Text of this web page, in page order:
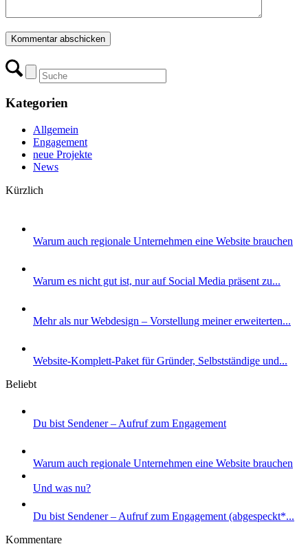
Kategorien
Allgemein
Engagement
neue Projekte
News
Kürzlich
Warum auch regionale Unternehmen eine Website brauchen
Warum es nicht gut ist, nur auf Social Media präsent zu...
Mehr als nur Webdesign – Vorstellung meiner erweiterten...
Website-Komplett-Paket für Gründer, Selbstständige und...
Beliebt
Du bist Sendener – Aufruf zum Engagement
Warum auch regionale Unternehmen eine Website brauchen
Und was nu?
Du bist Sendener – Aufruf zum Engagement (abgespeckt*...
Kommentare